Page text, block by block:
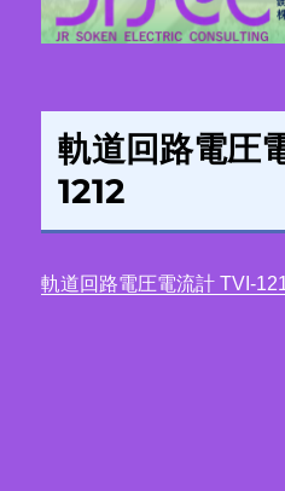
軌道回路電圧
1212
軌道回路電圧電流計 TVI-